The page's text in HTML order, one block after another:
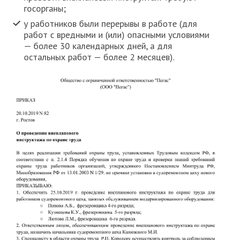
госорганы;
у работников были перерывы в работе (для
работ с вредными и (или) опасными условиями
— более 30 календарных дней, а для
остальных работ — более 2 месяцев).